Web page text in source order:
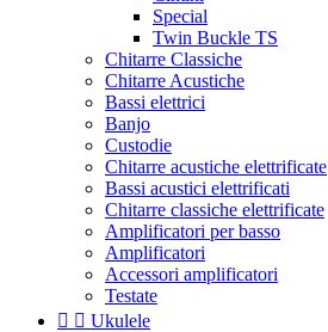
Special
Twin Buckle TS
Chitarre Classiche
Chitarre Acustiche
Bassi elettrici
Banjo
Custodie
Chitarre acustiche elettrificate
Bassi acustici elettrificati
Chitarre classiche elettrificate
Amplificatori per basso
Amplificatori
Accessori amplificatori
Testate
  Ukulele